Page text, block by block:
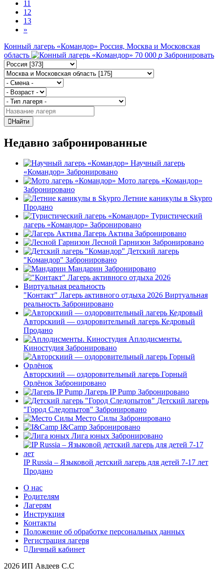
11
12
13
»
Конный лагерь «Командор» Россия, Москва и Московская
область
70 000 p Забронировать
Найти
Недавно забронированные
Научный лагерь
«Командор» Забронировано
Мото лагерь «Командор»
Забронировано
Летние каникулы в Skypro
Продано
Туристический
лагерь «Командор» Забронировано
Лагерь Актива Забронировано
Лесной Гарнизон Забронировано
Детский лагерь
"Командор" Забронировано
Мандарин Забронировано
"Контакт" Лагерь активного отдыха 2026 Виртуальная
реальность Забронировано
Авторскиий — оздоровительный лагерь Кедровый
Продано
Аплодисменты.
Киностудия Забронировано
Авторскиий — оздоровительный лагерь Горный
Орлёнок Забронировано
Лагерь IP Pump Забронировано
Детский лагерь
"Город Следопытов" Забронировано
Место Силы Забронировано
I&Camp Забронировано
Лига юных Забронировано
IP Russia – Языковой детский лагерь для детей 7-17 лет
Продано
О нас
Родителям
Лагерям
Инструкция
Контакты
Положение об обработке персональных данных
Регистрация лагеря
Личный кабинет
2026 ИП Авдеев С.С